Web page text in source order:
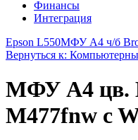
Финансы
Интеграция
Epson L550МФУ A4 ч/б
Вернуться к:
МФУ А4 цв.
M477fnw c